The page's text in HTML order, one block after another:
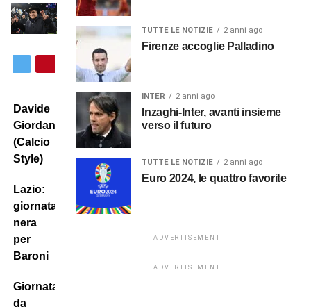
Davide
Giordana
(Calcio
Style)
Lazio:
giornata
nera
per
Baroni
Giornata
da
TUTTE LE NOTIZIE 2 anni ago
Firenze accoglie Palladino
INTER 2 anni ago
Inzaghi-Inter, avanti insieme
verso il futuro
TUTTE LE NOTIZIE 2 anni ago
Euro 2024, le quattro favorite
ADVERTISEMENT
ADVERTISEMENT